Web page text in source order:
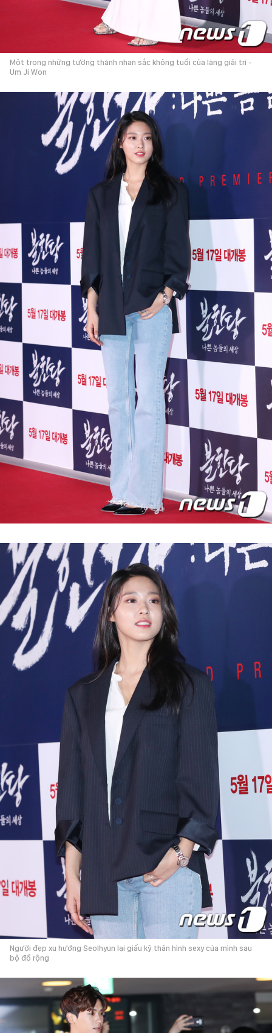
Một trong những tường thành nhan sắc không tuổi của làng giải trí -
Um Ji Won
Người đẹp xu hướng Seolhyun lại giấu kỹ thân hình sexy của mình sau
bộ đồ rộng